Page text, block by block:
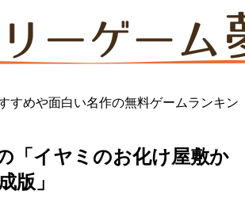
すめや面白い名作の無料ゲームランキン
「イヤミのお化け屋敷か
版」